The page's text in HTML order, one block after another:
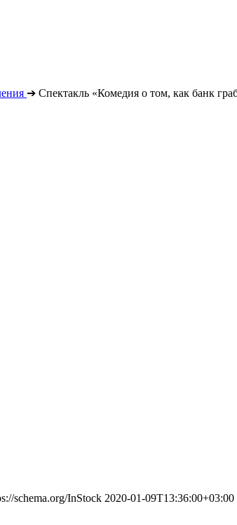
➔ Спектакль «Комедия о том, как банк
schema.org/InStock 2020-01-09T13:36:00+03:00